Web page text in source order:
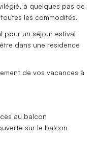
à quelques pas de
les commodités.
pour un séjour estival
dans une résidence
de vos vacances à
au balcon
sur le balcon